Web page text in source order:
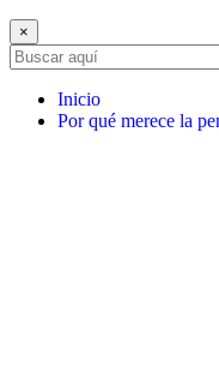
×
Inicio
Por qué merece la